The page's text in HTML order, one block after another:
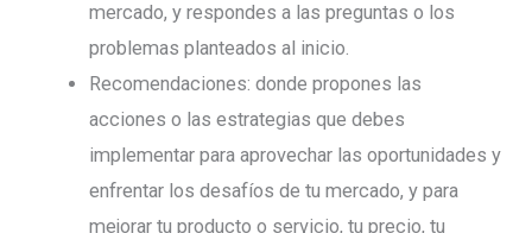
mercado, y respondes a las preguntas o los
problemas planteados al inicio.
Recomendaciones: donde propones las
acciones o las estrategias que debes
implementar para aprovechar las oportunidades y
enfrentar los desafíos de tu mercado, y para
mejorar tu producto o servicio, tu precio, tu